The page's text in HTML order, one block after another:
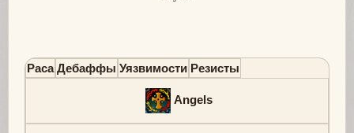
Раса Дебаффы Уязвимости Резисты
Angels